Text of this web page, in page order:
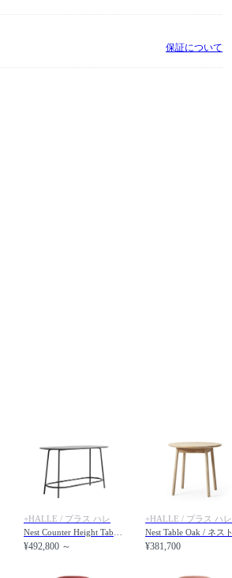
保証について
+HALLE / プラス ハレ
¥492,800 ～
+HALLE / プラス ハレ
¥381,700